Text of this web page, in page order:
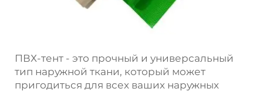
ПВХ-тент - это прочный и универсальный
тип наружной ткани, который может
пригодиться для всех ваших наружных